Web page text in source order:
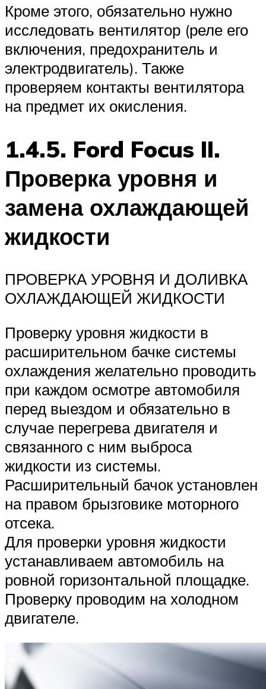
Кроме этого, обязательно нужно
исследовать вентилятор (реле его
включения, предохранитель и
электродвигатель). Также
проверяем контакты вентилятора
на предмет их окисления.
1.4.5. Ford Focus II.
Проверка уровня и
замена охлаждающей
жидкости
ПРОВЕРКА УРОВНЯ И ДОЛИВКА
ОХЛАЖДАЮЩЕЙ ЖИДКОСТИ
Проверку уровня жидкости в
расширительном бачке системы
охлаждения желательно проводить
при каждом осмотре автомобиля
перед выездом и обязательно в
случае перегрева двигателя и
связанного с ним выброса
жидкости из системы.
Расширительный бачок установлен
на правом брызговике моторного
отсека.
Для проверки уровня жидкости
устанавливаем автомобиль на
ровной горизонтальной площадке.
Проверку проводим на холодном
двигателе.